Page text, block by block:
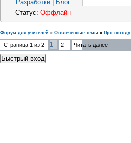
Разработки
Блог
Статус: Оффлайн
Форум для учителей » Отвлечённые темы » Про погоду
Страница 1 из 2 1 2 Читать далее